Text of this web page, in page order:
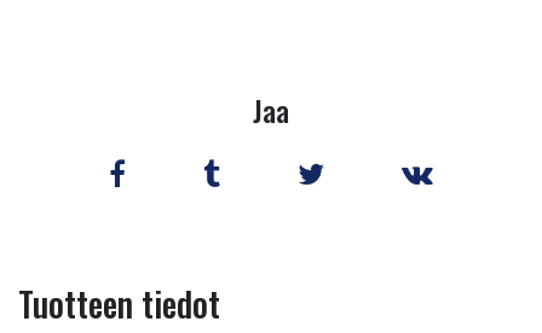
Jaa
Tuotteen tiedot